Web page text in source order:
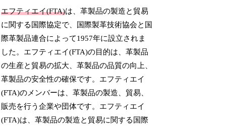
エフティエイ(FTA)は、革製品の製造と貿易
に関する国際協定で、国際製革技術協会と国
際革製品連合によって1957年に設立されま
した。エフティエイ(FTA)の目的は、革製品
の生産と貿易の拡大、革製品の品質の向上、
革製品の安全性の確保です。エフティエイ
(FTA)のメンバーは、革製品の製造、貿易、
販売を行う企業や団体です。エフティエイ
(FTA)は、革製品の製造と貿易に関する国際